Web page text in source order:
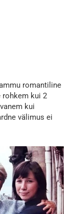
romantiline
rohkem kui 2
kui
välimus ei